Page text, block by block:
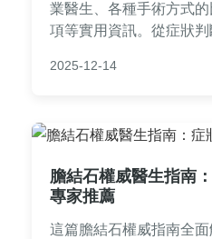
業醫生、各種手術方式
項等實用資訊。從症狀
關疑問。
2025-12-14
膽結石權威醫生指南
專家推薦
這篇膽結石權威指南全